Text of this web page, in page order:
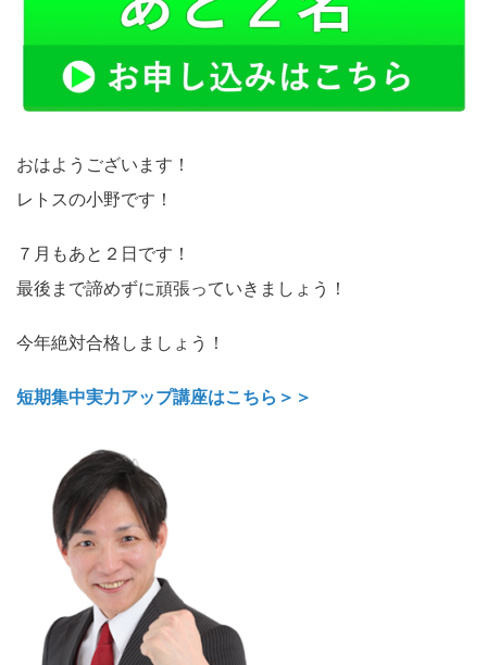
おはようございます！
レトスの小野です！
７月もあと２日です！
最後まで諦めずに頑張っていきましょう！
今年絶対合格しましょう！
短期集中実力アップ講座はこちら＞＞